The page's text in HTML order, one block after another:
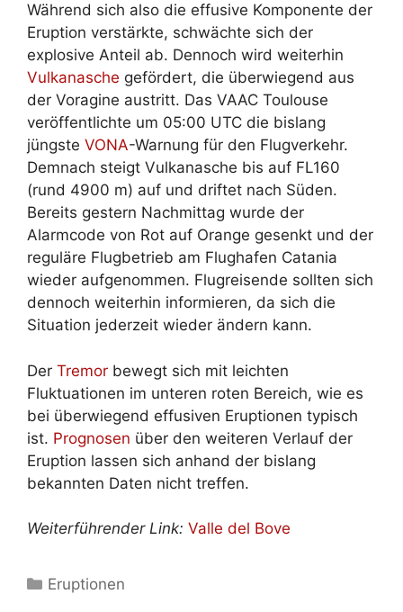
Während sich also die effusive Komponente der
Eruption verstärkte, schwächte sich der
explosive Anteil ab. Dennoch wird weiterhin
Vulkanasche gefördert, die überwiegend aus
der Voragine austritt. Das VAAC Toulouse
veröffentlichte um 05:00 UTC die bislang
jüngste VONA-Warnung für den Flugverkehr.
Demnach steigt Vulkanasche bis auf FL160
(rund 4900 m) auf und driftet nach Süden.
Bereits gestern Nachmittag wurde der
Alarmcode von Rot auf Orange gesenkt und der
reguläre Flugbetrieb am Flughafen Catania
wieder aufgenommen. Flugreisende sollten sich
dennoch weiterhin informieren, da sich die
Situation jederzeit wieder ändern kann.
Der Tremor bewegt sich mit leichten
Fluktuationen im unteren roten Bereich, wie es
bei überwiegend effusiven Eruptionen typisch
ist. Prognosen über den weiteren Verlauf der
Eruption lassen sich anhand der bislang
bekannten Daten nicht treffen.
Weiterführender Link: Valle del Bove
Kategorien
Eruptionen